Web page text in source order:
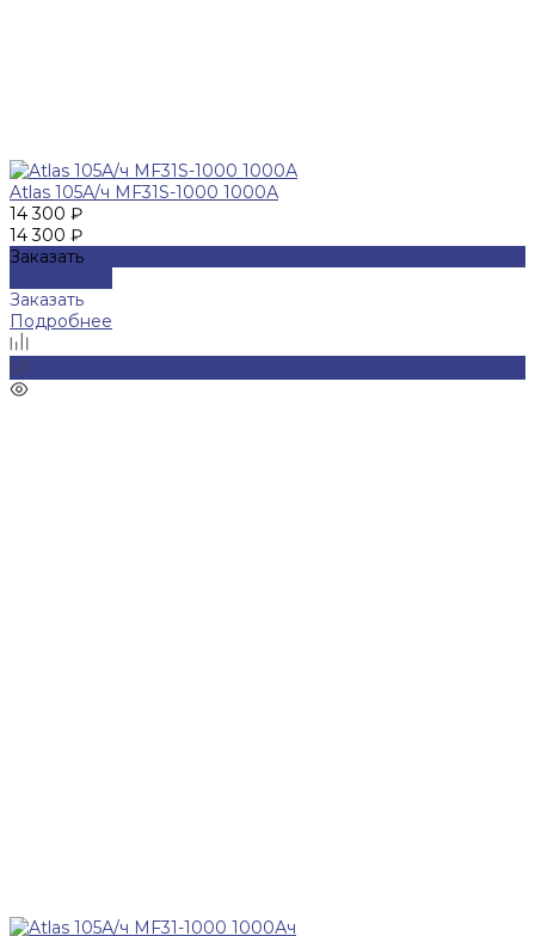
Atlas 105А/ч MF31S-1000 1000А
14 300 ₽
14 300 ₽
Заказать
Заказать
Подробнее